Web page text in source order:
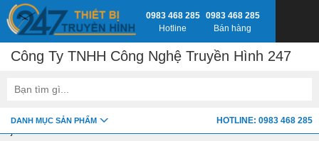
google-site-verification=fSxkTzlyAV278H0_7LAVZEjJh2zdXsbKQ-
0983 468 285
Hotline
0983 468 285
Bán hàng
Công Ty TNHH Công Nghệ Truyền Hình 247
DANH MỤC SẢN PHẨM HOTLINE: 0983 468 285